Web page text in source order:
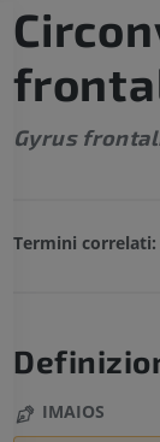
Gyrus
Termini correlati:
IMAIOS